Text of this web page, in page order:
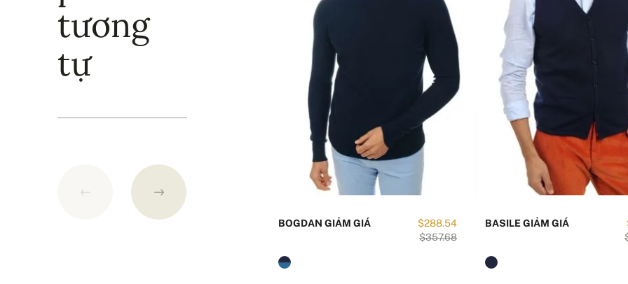
hơn 250 USD.
tương
tự
$288.54
$357.68
BOGDAN GIẢM GIÁ BASILE GIẢM GIÁ